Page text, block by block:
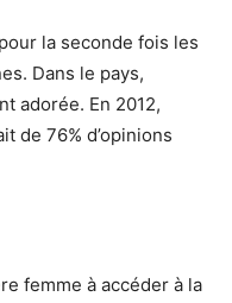
la seconde fois les
Dans le pays,
adorée. En 2012,
de 76% d’opinions
femme à accéder à la